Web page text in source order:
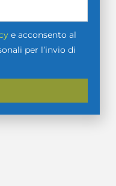
e acconsento al
per l’invio di